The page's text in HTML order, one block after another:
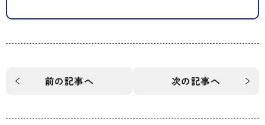
前の記事へ 次の記事へ